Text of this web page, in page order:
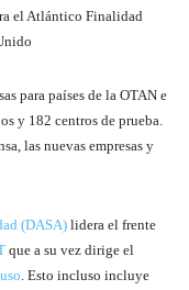
el Atlántico Finalidad
para países de la OTAN e
y 182 centros de prueba.
las nuevas empresas y
(DASA) lidera el frente
que a su vez dirige el
. Esto incluso incluye